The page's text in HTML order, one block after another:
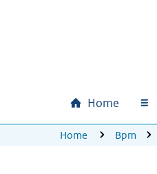
Hoofdnavigatie
Home
U bevindt zich hier:
Home Bpm